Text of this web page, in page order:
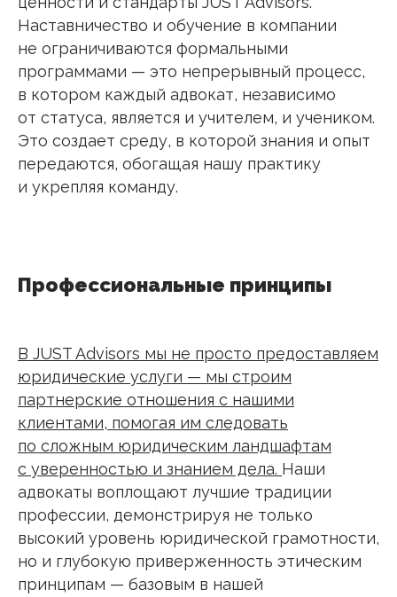
Наставничество и обучение в компании
не ограничиваются формальными
программами — это непрерывный процесс,
в котором каждый адвокат, независимо
от статуса, является и учителем, и учеником.
Это создает среду, в которой знания и опыт
передаются, обогащая нашу практику
и укрепляя команду.
Профессиональные принципы
В JUST Advisors мы не просто предоставляем
юридические услуги — мы строим
партнерские отношения с нашими
клиентами, помогая им следовать
по сложным юридическим ландшафтам
с уверенностью и знанием дела. Наши
адвокаты воплощают лучшие традиции
профессии, демонстрируя не только
высокий уровень юридической грамотности,
но и глубокую приверженность этическим
принципам — базовым в нашей